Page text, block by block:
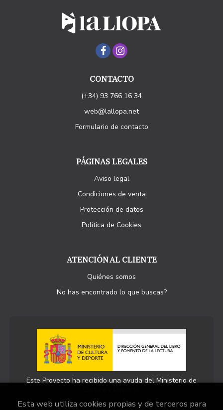
CONTACTO
(+34) 93 766 16 34
web@lallopa.net
Formulario de contacto
PÁGINAS LEGALES
Aviso legal
Condiciones de venta
Protección de datos
Política de Cookies
ATENCIÓN AL CLIENTE
Quiénes somos
No has encontrado lo que buscas?
Este Proyecto ha recibido una ayuda del Ministerio de
Esta web utiliza cookies propias y de terceros para